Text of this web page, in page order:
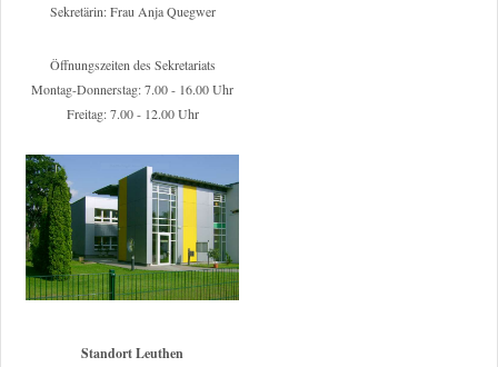
Sekretärin: Frau Anja Quegwer
Öffnungszeiten des Sekretariats
Montag-Donnerstag: 7.00 - 16.00 Uhr
Freitag: 7.00 - 12.00 Uhr
Standort Leuthen